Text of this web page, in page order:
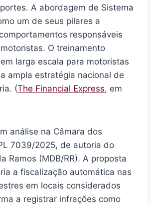
A abordagem de Sistema
um de seus pilares a
responsáveis
O treinamento
larga escala para motoristas
ampla estratégia nacional de
(The Financial Express, em
análise na Câmara dos
7039/2025, de autoria do
Ramos (MDB/RR). A proposta
a fiscalização automática nas
em locais considerados
a registrar infrações como